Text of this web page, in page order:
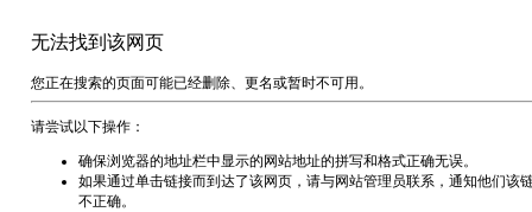
无法找到该网页
您正在搜索的页面可能已经删除、更名或暂时不可用。
请尝试以下操作：
确保浏览器的地址栏中显示的网站地址的拼写和格式正确无误。
如果通过单击链接而到达了该网页，请与网站管理员联系，通知他们该
不正确。